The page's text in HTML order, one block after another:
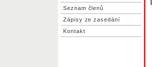
Seznam členů
Zápisy ze zasedání
Kontakt